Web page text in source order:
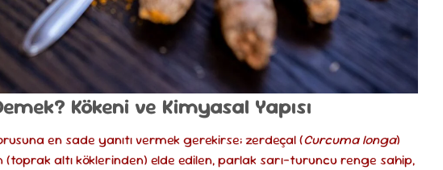
Kökeni ve Kimyasal Yapısı
en sade yanıtı vermek gerekirse; zerdeçal (Curcuma longa)
(toprak altı köklerinden) elde edilen, parlak sarı-turuncu renge sahip,